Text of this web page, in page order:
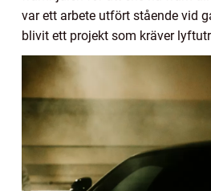
var ett arbete utfört stående vid
blivit ett projekt som kräver